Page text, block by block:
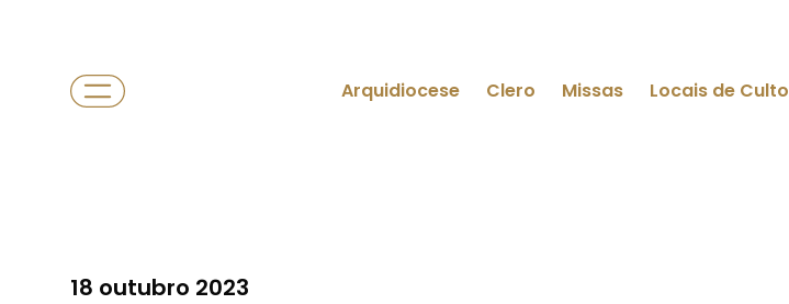
Arquidiocese Clero Missas Locais de Culto
18 outubro 2023